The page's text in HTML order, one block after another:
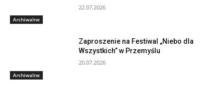
Archiwalne
22.07.2026
Archiwalne
Zaproszenie na Festiwal „Niebo dla
Wszystkich” w Przemyślu
20.07.2026